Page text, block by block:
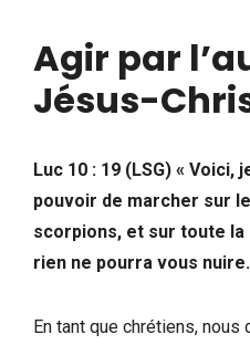
Agir par
Jésus-
Luc 10 : 19 (LSG) « Voici,
pouvoir de marcher sur
scorpions, et sur toute la
rien ne pourra vous
En tant que chrétiens,